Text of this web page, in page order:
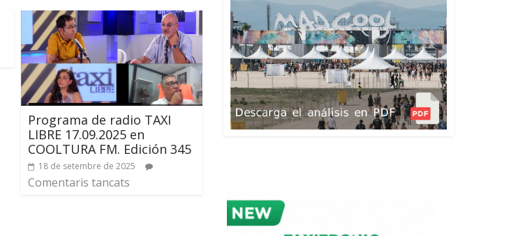
Programa de radio TAXI
LIBRE 17.09.2025 en
COOLTURA FM. Edición 345
18 de setembre de 2025
Comentaris tancats